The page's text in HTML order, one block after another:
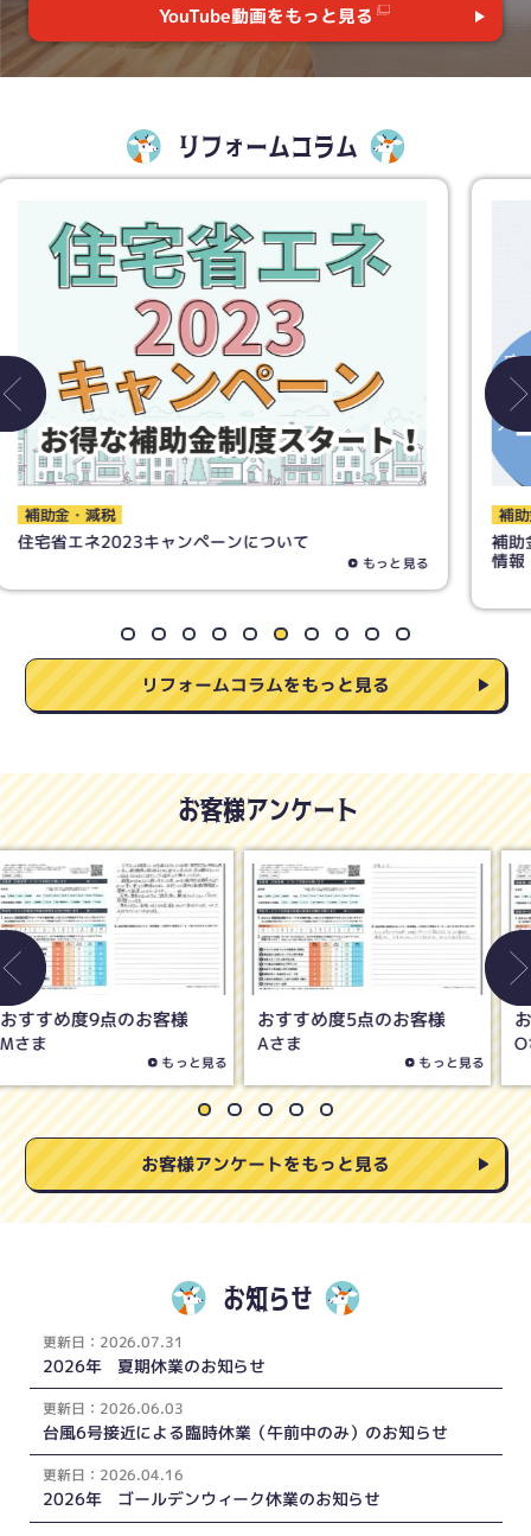
YouTube動画をもっと見る
リフォームコラム
補助金・減税
補助金（先進的窓リノベ事業）について、先取りお得
もっと見る
リフォームコラムをもっと見る
お客様アンケート
おすすめ度8点のお客様
Oさま
もっと見る
おすすめ度10点のお客様
Hさま
もっと見る
お客様アンケートをもっと見る
お知らせ
更新日： 2026.07.31
2026年 夏期休業のお知らせ
更新日： 2026.06.03
台風6号接近による臨時休業（午前中のみ）のお知らせ
更新日： 2026.04.16
2026年 ゴールデンウィーク休業のお知らせ